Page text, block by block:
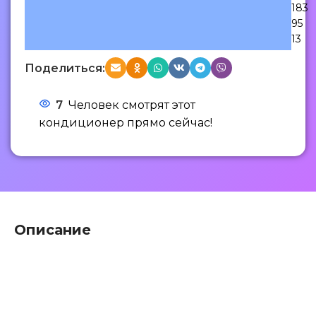
183
95
13
Поделиться:
7 Человек смотрят этот
кондиционер прямо сейчас!
Описание